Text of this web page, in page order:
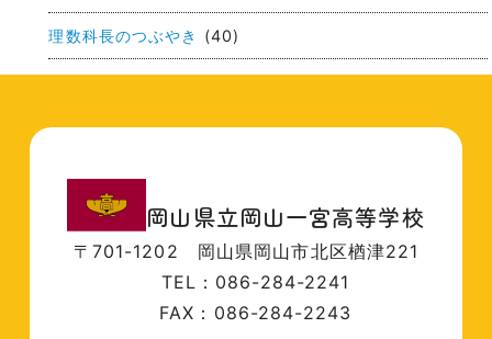
理数科長のつぶやき (40)
岡山県立岡山一宮高等学校
〒701-1202 岡山県岡山市北区楢津221
TEL：086-284-2241
FAX：086-284-2243